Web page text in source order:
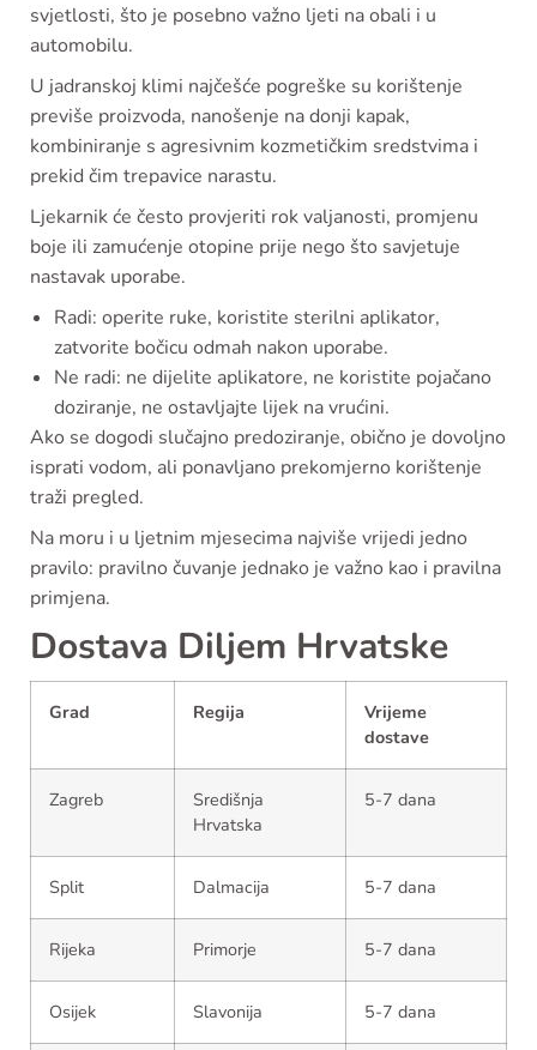
svjetlosti, što je posebno važno ljeti na obali i u
automobilu.
U jadranskoj klimi najčešće pogreške su korištenje
previše proizvoda, nanošenje na donji kapak,
kombiniranje s agresivnim kozmetičkim sredstvima i
prekid čim trepavice narastu.
Ljekarnik će često provjeriti rok valjanosti, promjenu
boje ili zamućenje otopine prije nego što savjetuje
nastavak uporabe.
Radi: operite ruke, koristite sterilni aplikator,
zatvorite bočicu odmah nakon uporabe.
Ne radi: ne dijelite aplikatore, ne koristite pojačano
doziranje, ne ostavljajte lijek na vrućini.
Ako se dogodi slučajno predoziranje, obično je dovoljno
isprati vodom, ali ponavljano prekomjerno korištenje
traži pregled.
Na moru i u ljetnim mjesecima najviše vrijedi jedno
pravilo: pravilno čuvanje jednako je važno kao i pravilna
primjena.
Dostava Diljem Hrvatske
Grad Regija
Vrijeme
dostave
Zagreb
Središnja
Hrvatska
5-7 dana
Split Dalmacija 5-7 dana
Rijeka Primorje 5-7 dana
Osijek Slavonija 5-7 dana